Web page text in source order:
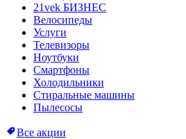
21vek БИЗНЕС
Велосипеды
Услуги
Телевизоры
Ноутбуки
Смартфоны
Холодильники
Стиральные машины
Пылесосы
Все акции